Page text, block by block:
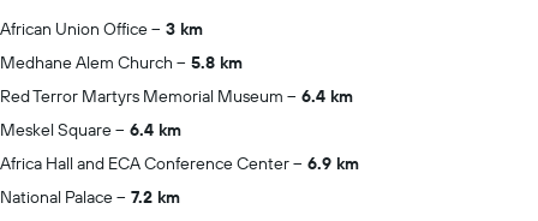
African Union Office
3 km
Medhane Alem Church
5.8 km
Red Terror Martyrs Memorial Museum
6.4 km
Meskel Square
6.4 km
Africa Hall and ECA Conference Center
6.9 km
National Palace
7.2 km